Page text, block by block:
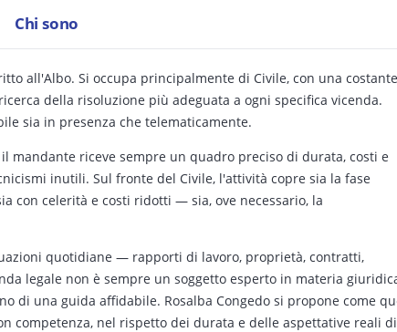
Chi sono
all'Albo. Si occupa principalmente di Civile, con una costante
della risoluzione più adeguata a ogni specifica vicenda.
sia in presenza che telematicamente.
mandante riceve sempre un quadro preciso di durata, costi e
inutili. Sul fronte del Civile, l'attività copre sia la fase
con celerità e costi ridotti — sia, ove necessario, la
quotidiane — rapporti di lavoro, proprietà, contratti,
legale non è sempre un soggetto esperto in materia
di una guida affidabile. Rosalba Congedo si propone come
competenza, nel rispetto dei durata e delle aspettative reali di